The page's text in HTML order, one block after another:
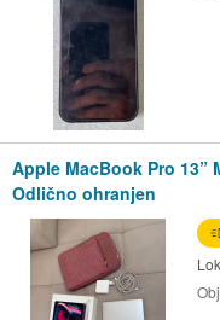
Apple MacBook Pro 13”
Odlično ohranjen